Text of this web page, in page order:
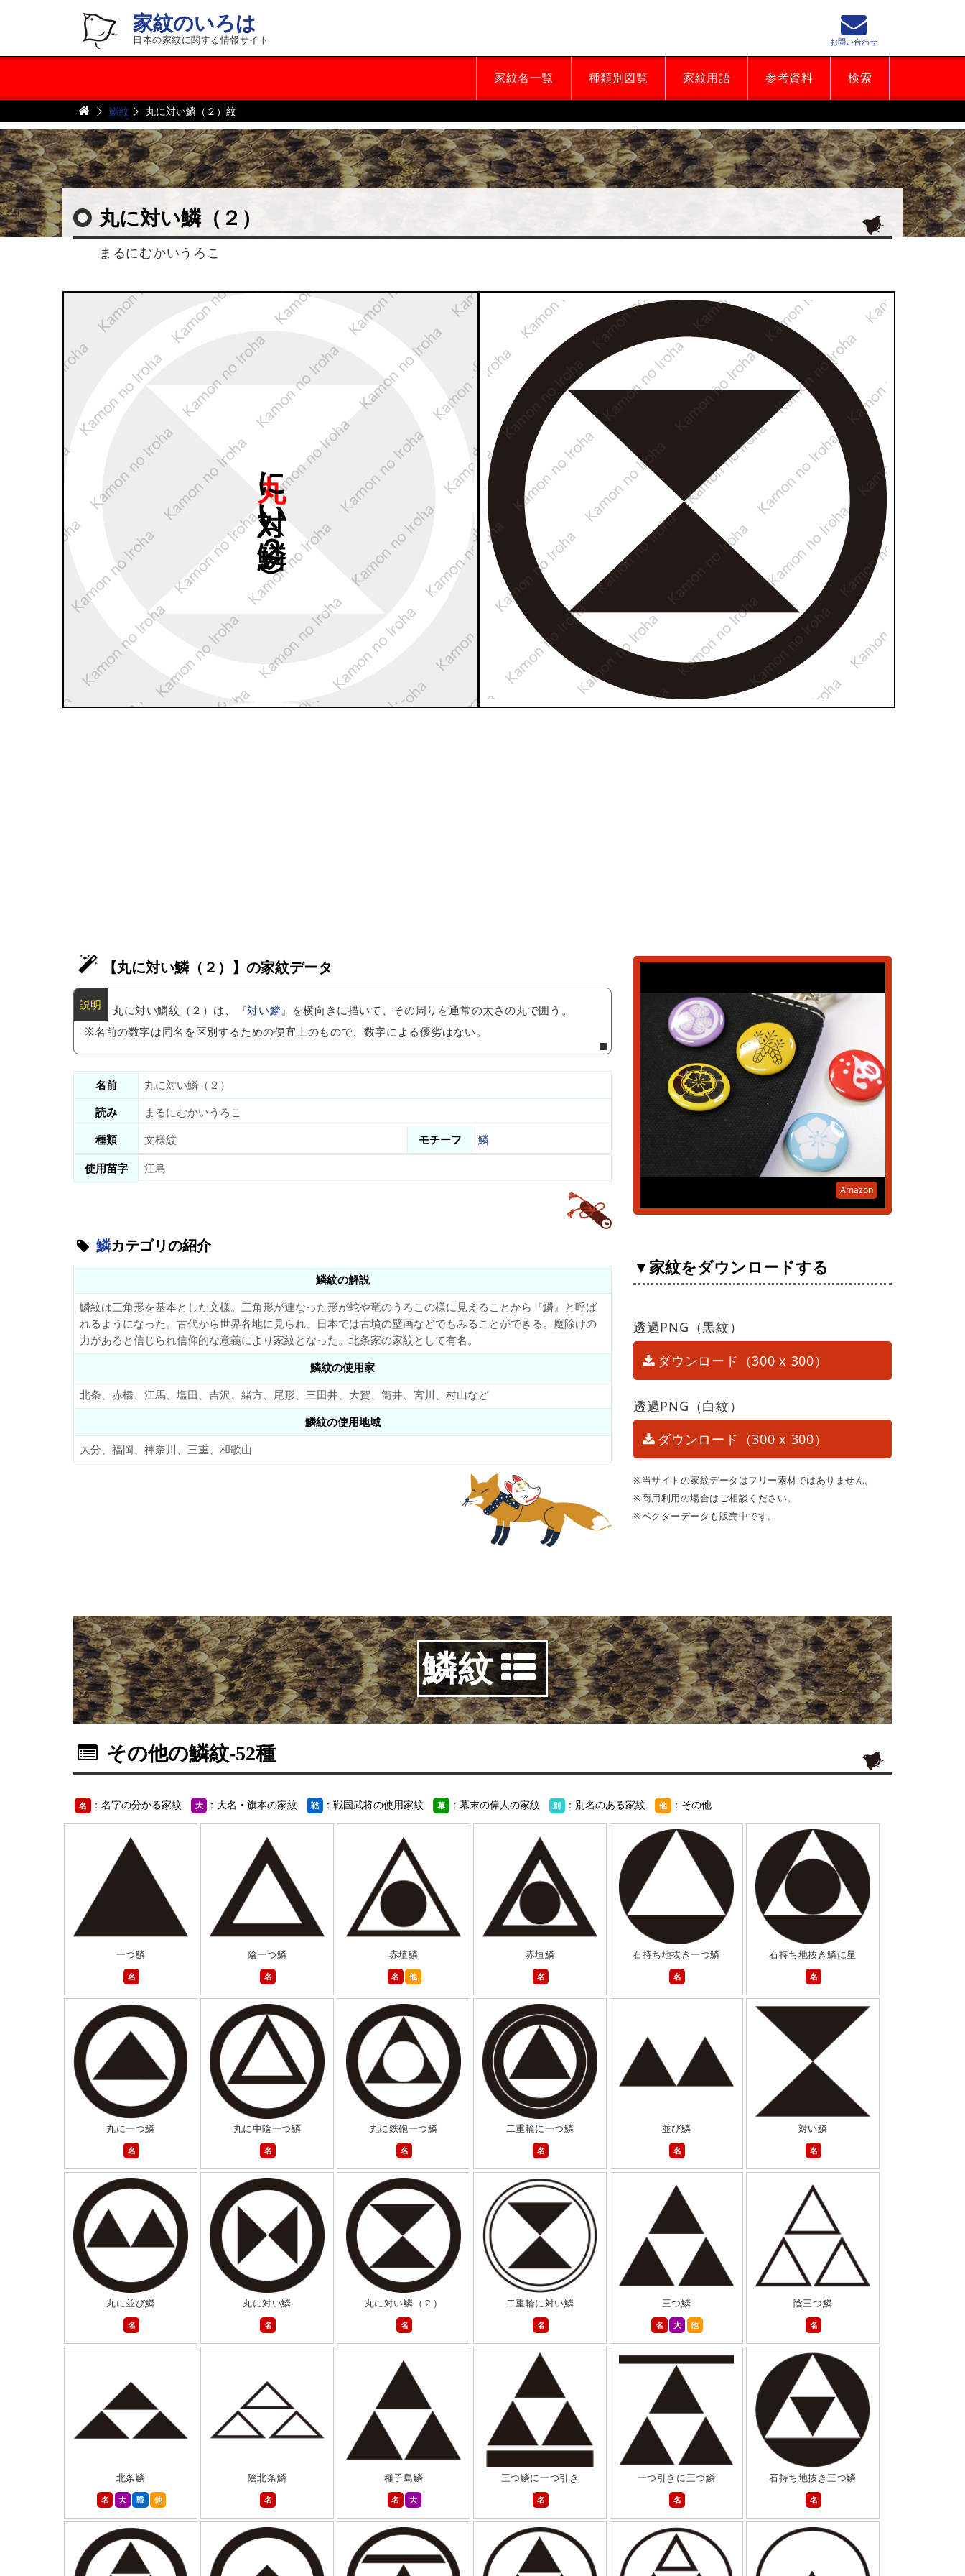
家紋のいろは
日本の家紋に関する情報サイト
家紋名一覧 種類別図覧 家紋用語 参考資料 検索
お問い合わせ
鱗紋 丸に対い鱗（２）紋
丸に対い鱗（２）
まるにむかいうろこ
）
【丸に対い鱗（２）】の家紋データ
丸に対い鱗紋（２）は、『対い鱗』を横向きに描いて、その周りを通常の太さの丸で囲う。
※名前の数字は同名を区別するための便宜上のもので、数字による優劣はない。
名前
丸に対い鱗（２）
読み
まるにむかいうろこ
種類
文様紋 モチーフ
鱗
使用苗字
江島
鱗カテゴリの紹介
鱗紋の解説
鱗紋は三角形を基本とした文様。三角形が連なった形が蛇や竜のうろこの様に見えることから『鱗』と呼ば
れるようになった。古代から世界各地に見られ、日本では古墳の壁画などでもみることができる。魔除けの
力があると信じられ信仰的な意義により家紋となった。北条家の家紋として有名。
鱗紋の使用家
北条、赤橋、江馬、塩田、吉沢、緒方、尾形、三田井、大賀、筒井、宮川、村山など
鱗紋の使用地域
大分、福岡、神奈川、三重、和歌山
Amazon
▼家紋をダウンロードする
透過PNG（黒紋）
ダウンロード（300 x 300）
透過PNG（白紋）
ダウンロード（300 x 300）
※当サイトの家紋データはフリー素材ではありません。
※商用利用の場合はご相談ください。
※ベクターデータも販売中です。
鱗紋
その他の鱗紋-52種
名 ：名字の分かる家紋 大 ：大名・旗本の家紋 戦 ：戦国武将の使用家紋 幕 ：幕末の偉人の家紋 別 ：別名のある家紋 他 ：その他
一つ鱗
名
陰一つ鱗
名
赤埴鱗
名
他
赤垣鱗
名
石持ち地抜き一つ鱗
名
石持ち地抜き鱗に星
名
丸に一つ鱗
名
丸に中陰一つ鱗
名
丸に鉄砲一つ鱗
名
二重輪に一つ鱗
名
並び鱗
名
対い鱗
名
丸に並び鱗
名
丸に対い鱗
名
丸に対い鱗（２）
名
二重輪に対い鱗
名
三つ鱗
名
大 他
陰三つ鱗
名
北条鱗
名
大 戦 他
陰北条鱗
名
種子島鱗
名
大
三つ鱗に一つ引き
名
一つ引きに三つ鱗
名
石持ち地抜き三つ鱗
名